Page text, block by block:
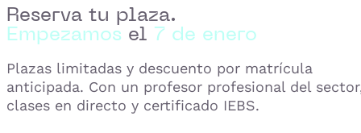
Reserva tu plaza.
Empezamos el 7 de enero
Plazas limitadas y descuento por matrícula
anticipada. Con un profesor profesional del
clases en directo y certificado IEBS.